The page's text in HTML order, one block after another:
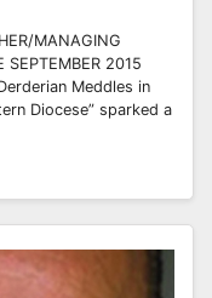
MANAGING
SEPTEMBER 2015
Meddles in
Diocese” sparked a